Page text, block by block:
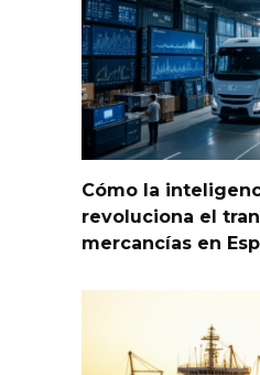
Cómo la
revoluciona el
mercancías en